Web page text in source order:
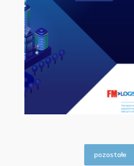
pozostałe